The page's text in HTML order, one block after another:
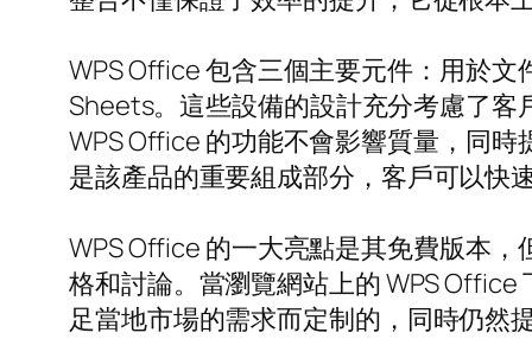
WPS Office 包含三個主要元件：用於文
Sheets。這些設備的設計充分考慮了
WPS Office 的功能不會影響質量，同
是該產品的重要組成部分，客戶可以快
WPS Office 的一大亮點是其免費版本
格和討論。當瀏覽網站上的 WPS
足當地市場的需求而定制的，同時仍然